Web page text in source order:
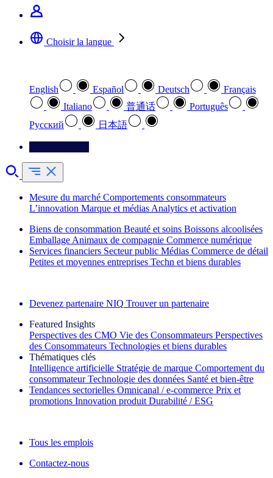
Choisir la langue
English Español Deutsch
Français
Italiano
普通话
Português
Pусский
日本語
Mesure du marché Comportements consommateurs
L’innovation Marque et médias Analytics et activation
Biens de consommation Beauté et soins Boissons alcoolisées
Emballage Animaux de compagnie Commerce numérique
Services financiers Secteur public Médias Commerce de détail
Petites et moyennes entreprises Techn et biens durables
Devenez partenaire NIQ Trouver un partenaire
Featured Insights
Perspectives des CMO Vie des Consommateurs Perspectives
des Consommateurs Technologies et biens durables
Thématiques clés
Intelligence artificielle Stratégie de marque Comportement du
consommateur Technologie des données Santé et bien‑être
Tendances sectorielles Omnicanal / e‑commerce Prix et
promotions Innovation produit Durabilité / ESG
Tous les emplois
Contactez-nous